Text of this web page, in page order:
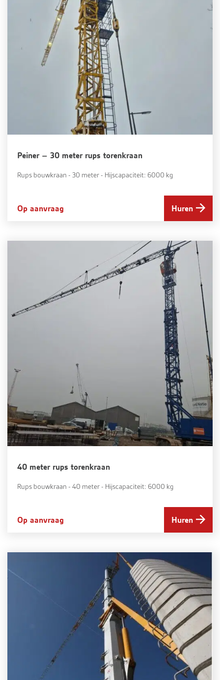
Peiner – 30 meter rups torenkraan
Rups bouwkraan - 30 meter - Hijscapaciteit: 6000 kg
Op aanvraag Huren
40 meter rups torenkraan
Rups bouwkraan - 40 meter - Hijscapaciteit: 6000 kg
Op aanvraag Huren